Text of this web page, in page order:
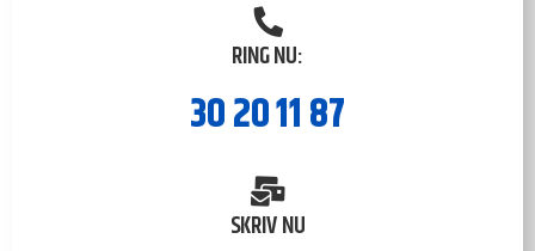
RING NU:
30 20 11 87
SKRIV NU